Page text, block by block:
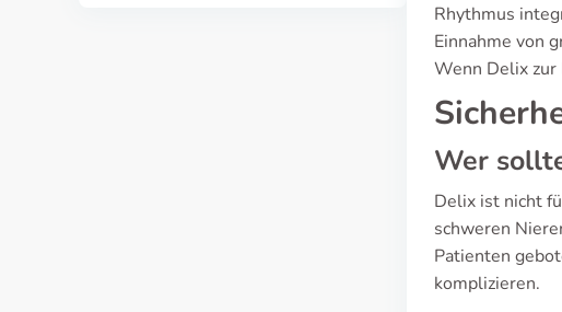
Rhythmus
Einnahme von
Wenn Delix
Wer
Delix ist nicht
schweren
Patienten
komplizieren.